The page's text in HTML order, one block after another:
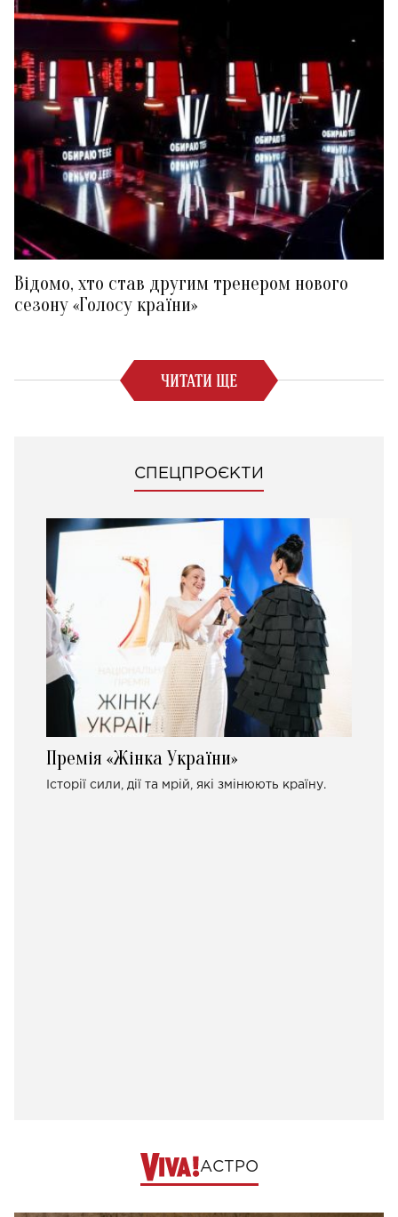
Відомо, хто став другим тренером нового
сезону «Голосу країни»
ЧИТАТИ ЩЕ
СПЕЦПРОЄКТИ
Премія «Жінка України»
Історії сили, дії та мрій, які змінюють країну.
АСТРО